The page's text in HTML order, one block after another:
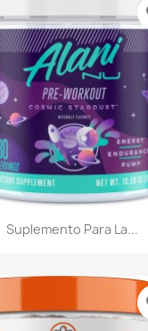
Vista rápida
Suplemento Para La...